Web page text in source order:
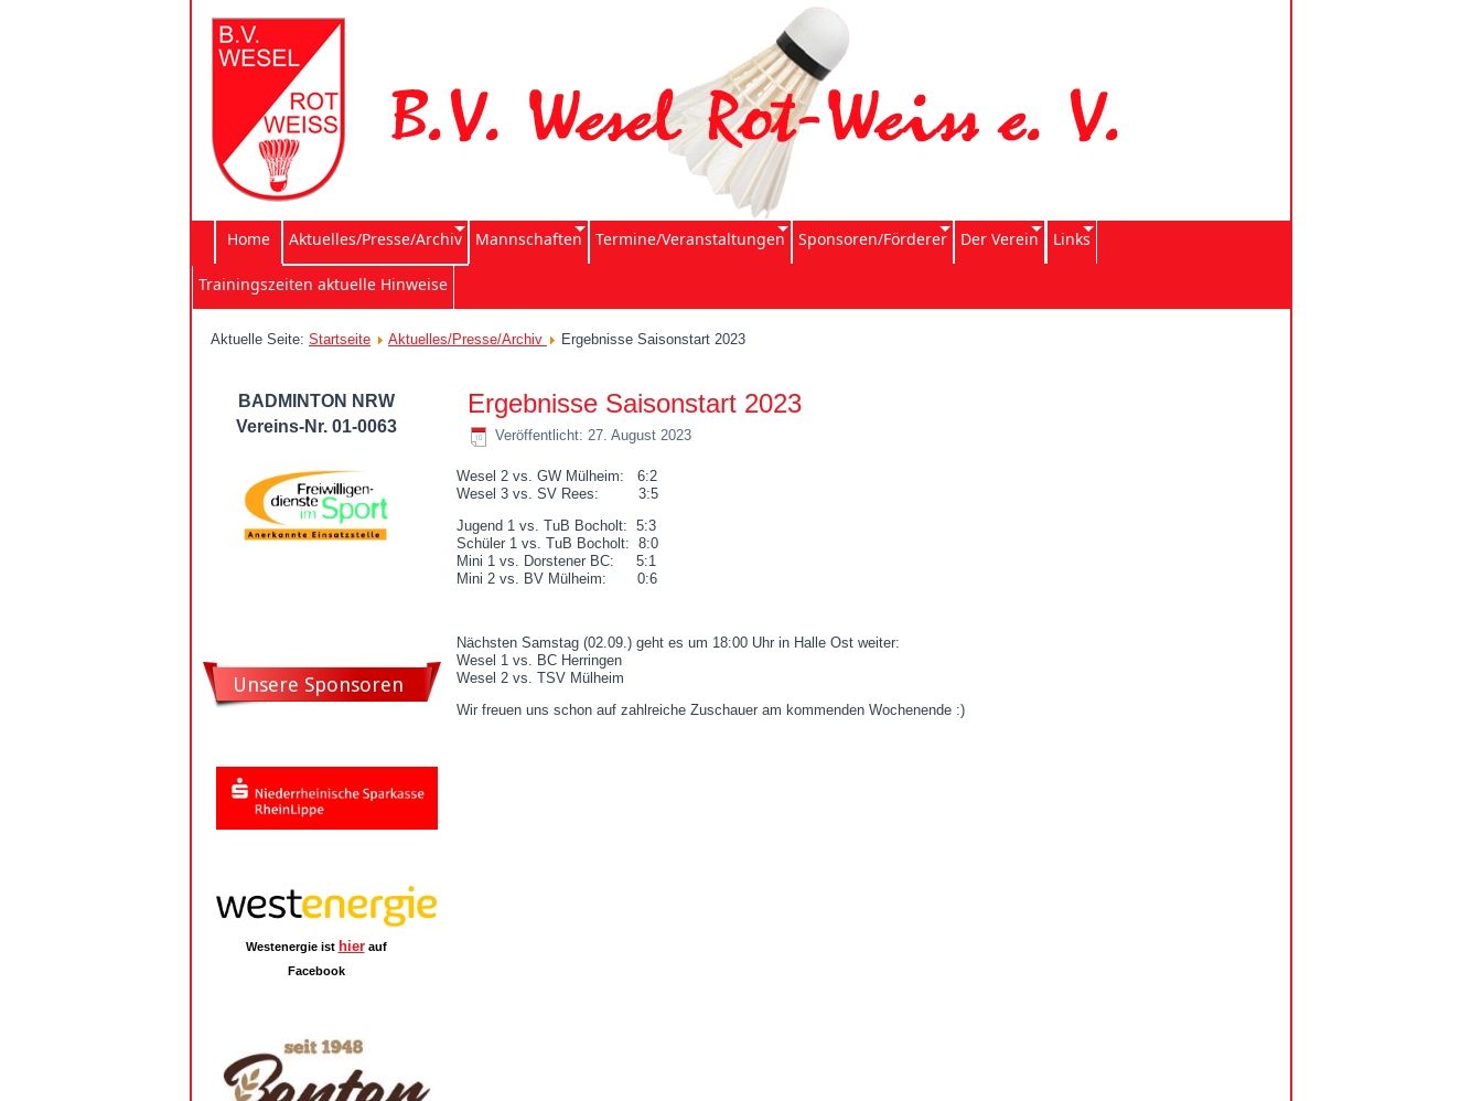
Home Aktuelles/Presse/Archiv Mannschaften Termine/Veranstaltungen Sponsoren/Förderer Der Verein Links
Trainingszeiten aktuelle Hinweise
Aktuelle Seite: Startseite Aktuelles/Presse/Archiv Ergebnisse Saisonstart 2023
BADMINTON NRW
Vereins-Nr. 01-0063
Unsere Sponsoren
Westenergie ist hierauf
Facebook
Ergebnisse Saisonstart 2023
Veröffentlicht: 27. August 2023
Wesel 2 vs. GW Mülheim: 6:2
Wesel 3 vs. SV Rees: 3:5
Jugend 1 vs. TuB Bocholt: 5:3
Schüler 1 vs. TuB Bocholt: 8:0
Mini 1 vs. Dorstener BC: 5:1
Mini 2 vs. BV Mülheim: 0:6
Nächsten Samstag (02.09.) geht es um 18:00 Uhr in Halle Ost weiter:
Wesel 1 vs. BC Herringen
Wesel 2 vs. TSV Mülheim
Wir freuen uns schon auf zahlreiche Zuschauer am kommenden Wochenende :)